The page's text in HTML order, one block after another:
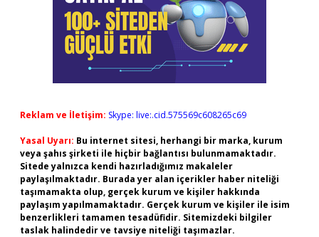
Reklam ve İletişim: Skype: live:.cid.575569c608265c69
Yasal Uyarı: Bu internet sitesi, herhangi bir marka, kurum
veya şahıs şirketi ile hiçbir bağlantısı bulunmamaktadır.
Sitede yalnızca kendi hazırladığımız makaleler
paylaşılmaktadır. Burada yer alan içerikler haber niteliği
taşımamakta olup, gerçek kurum ve kişiler hakkında
paylaşım yapılmamaktadır. Gerçek kurum ve kişiler ile isim
benzerlikleri tamamen tesadüfidir. Sitemizdeki bilgiler
taslak halindedir ve tavsiye niteliği taşımazlar.